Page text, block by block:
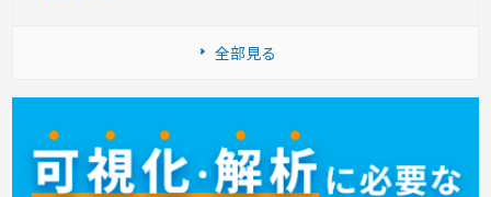
全部見る